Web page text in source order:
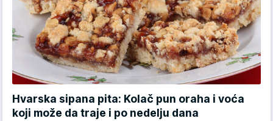
Hvarska sipana pita: Kolač pun oraha i voća
koji može da traje i po nedelju dana